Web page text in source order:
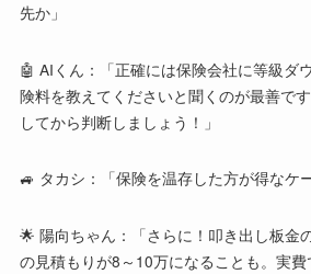
先か」
🤖 AIくん：「正確には保険会社に等級ダ
険料を教えてくださいと聞くのが最善で
してから判断しましょう！」
🚙 タカシ：「保険を温存した方が得なケ
🌟 陽向ちゃん：「さらに！叩き出し板金
の見積もりが8～10万になることも。実費